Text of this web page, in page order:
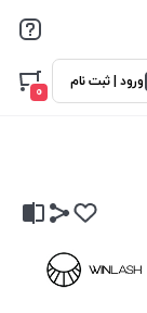
ورود | ثبت نام
0